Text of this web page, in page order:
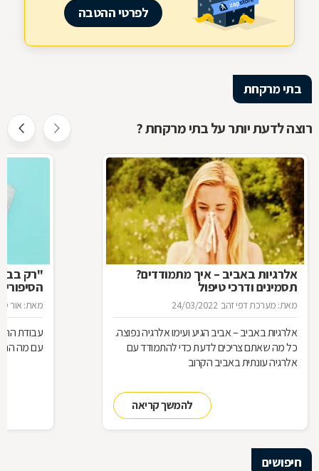
לפרטי ההטבה
בתי מרקחת
רוצה לדעת יותר על בתי מרקחת ?
אלרגיות באביב – איך מתמודדים?
תסמינים ודרכי טיפול
מאת: מערכת דפי זהב 24/03/2022
אלרגיות באביב – אביב הגיע ועימו אלרגיה נפוצה.
כל מה שאתם צריכים לדעת כדי להתמודד עם
אלרגיה עונתית באביב הקרוב
להמשך קריאה
"רק
מאת: אור
עבודת
עם מה הם
חיפושים